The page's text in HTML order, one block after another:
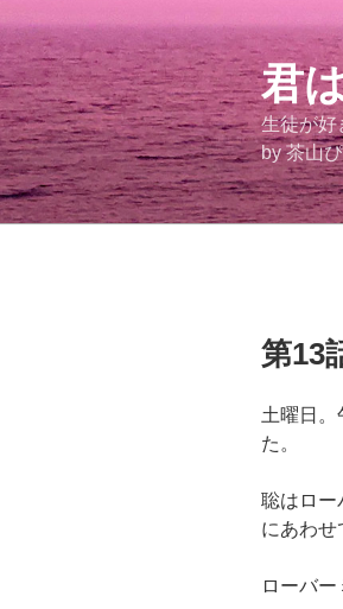
ン
テ
ン
ツ
へ
ス
キ
君
生徒が
by 茶山
投
稿
第13
土曜日。
た。
聡はロー
にあわせ
ローバ